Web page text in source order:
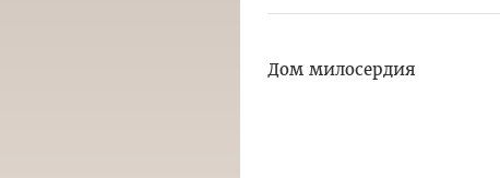
Дом милосердия